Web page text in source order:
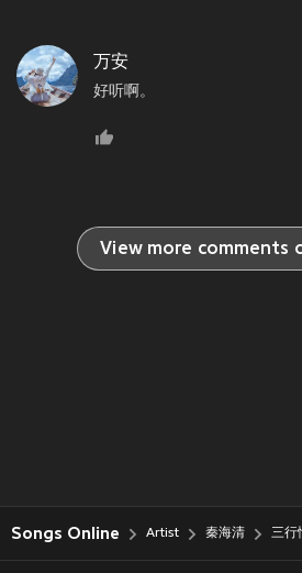
万安
好听啊。
View more comments
Songs Online Artist 秦海清 三行